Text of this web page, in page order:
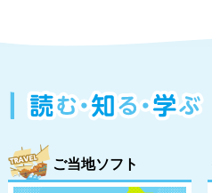
ご当地ソフト